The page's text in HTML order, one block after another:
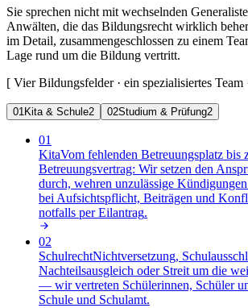
Sie sprechen nicht mit wechselnden
Anwälten, die das Bildungsrecht wirklich
im Detail, zusammengeschlossen zu einem
Lage rund um die Bildung vertritt.
[ Vier Bildungsfelder · ein spezialisiertes Team
01Kita & Schule2 02Studium & Prüfung2
01
KitaVom fehlenden Betreuungsplatz bis
Betreuungsvertrag: Wir setzen den
durch, wehren unzulässige
bei Aufsichtspflicht, Beiträgen und
notfalls per Eilantrag.
02
SchulrechtNichtversetzung,
Nachteilsausgleich oder Streit um die
— wir vertreten Schülerinnen, Schüler
Schule und Schulamt.